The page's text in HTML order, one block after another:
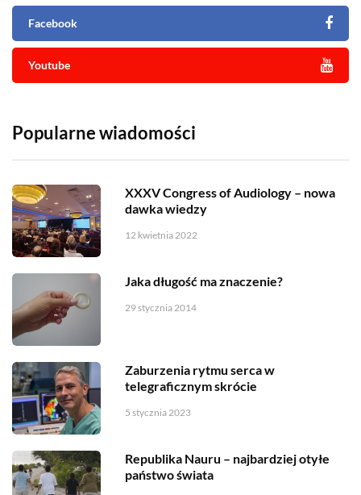
Facebook
Youtube
Popularne wiadomości
XXXV Congress of Audiology – nowa
dawka wiedzy
12 kwietnia 2022
Jaka długość ma znaczenie?
29 stycznia 2014
Zaburzenia rytmu serca w
telegraficznym skrócie
5 stycznia 2023
Republika Nauru – najbardziej otyłe
państwo świata